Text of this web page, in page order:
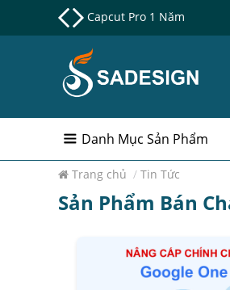
Nâng cấp Google One
Danh Mục Sản Phẩm
Trang chủ / Tin Tức
Sản Phẩm Bán